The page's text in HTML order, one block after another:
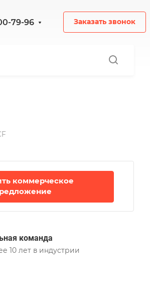
79-96 Заказать звонок
коммерческое
команда
10 лет в индустрии